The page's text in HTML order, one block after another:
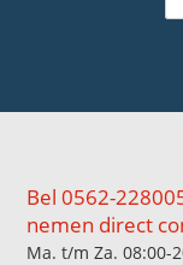
Bel 0562-
nemen direct
Ma. t/m Za. 08:00-